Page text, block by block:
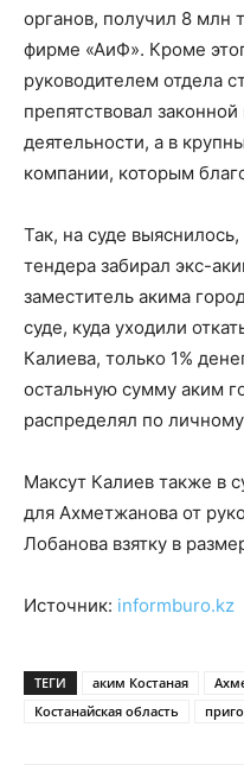
органов, получил 8 млн
фирме «АиФ». Кроме
руководителем отдела
препятствовал
деятельности, а в
компании, которым
Так, на суде
тендера забирал экс-
заместитель акима
суде, куда уходили
Калиева, только 1%
остальную сумму аким
распределял по
Максут Калиев также в
для Ахметжанова от
Лобанова взятку в
Источник: informburo.kz
ТЕГИ аким Костаная
Костанайская область